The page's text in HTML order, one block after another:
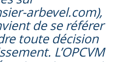
arbevel.com),
de se référer
toute décision
L’OPCVM